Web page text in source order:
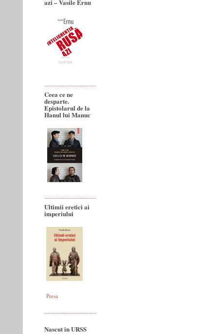
azi – Vasile Ernu
Ceea ce ne
desparte.
Epistolarul de la
Hanul lui Manuc
Ultimii eretici ai
imperiului
Presa
Nascut in URSS